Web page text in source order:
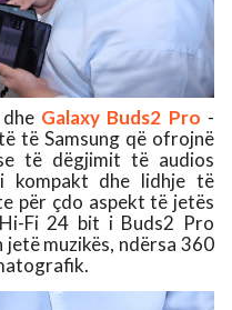
Galaxy Buds2 Pro -
të Samsung që ofrojnë
të dëgjimit të audios
kompakt dhe lidhje të
për çdo aspekt të jetës
Fi 24 bit i Buds2 Pro
muzikës, ndërsa 360